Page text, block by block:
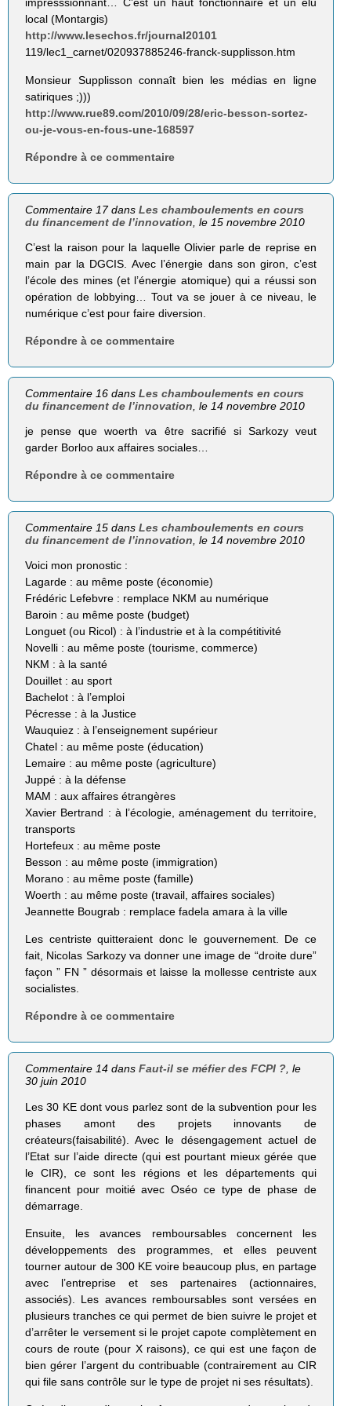
impresssionnant… C’est un haut fonctionnaire et un élu
local (Montargis)
http://www.lesechos.fr/journal20101
119/lec1_carnet/020937885246-franck-supplisson.htm
Monsieur Supplisson connaît bien les médias en ligne
satiriques ;)))
http://www.rue89.com/2010/09/28/eric-besson-sortez-
ou-je-vous-en-fous-une-168597
Répondre à ce commentaire
Commentaire 17 dansLes chamboulements en cours
du financement de l’innovation , le 15 novembre 2010
C’est la raison pour la laquelle Olivier parle de reprise en
main par la DGCIS. Avec l’énergie dans son giron, c’est
l’école des mines (et l’énergie atomique) qui a réussi son
opération de lobbying… Tout va se jouer à ce niveau, le
numérique c’est pour faire diversion.
Répondre à ce commentaire
Commentaire 16 dansLes chamboulements en cours
du financement de l’innovation , le 14 novembre 2010
je pense que woerth va être sacrifié si Sarkozy veut
garder Borloo aux affaires sociales…
Répondre à ce commentaire
Commentaire 15 dansLes chamboulements en cours
du financement de l’innovation , le 14 novembre 2010
Voici mon pronostic :
Lagarde : au même poste (économie)
Frédéric Lefebvre : remplace NKM au numérique
Baroin : au même poste (budget)
Longuet (ou Ricol) : à l’industrie et à la compétitivité
Novelli : au même poste (tourisme, commerce)
NKM : à la santé
Douillet : au sport
Bachelot : à l’emploi
Pécresse : à la Justice
Wauquiez : à l’enseignement supérieur
Chatel : au même poste (éducation)
Lemaire : au même poste (agriculture)
Juppé : à la défense
MAM : aux affaires étrangères
Xavier Bertrand : à l’écologie, aménagement du territoire,
transports
Hortefeux : au même poste
Besson : au même poste (immigration)
Morano : au même poste (famille)
Woerth : au même poste (travail, affaires sociales)
Jeannette Bougrab : remplace fadela amara à la ville
Les centriste quitteraient donc le gouvernement. De ce
fait, Nicolas Sarkozy va donner une image de “droite dure”
façon ” FN ” désormais et laisse la mollesse centriste aux
socialistes.
Répondre à ce commentaire
Commentaire 14 dansFaut-il se méfier des FCPI ?, le
30 juin 2010
Les 30 KE dont vous parlez sont de la subvention pour les
phases amont des projets innovants de
créateurs(faisabilité). Avec le désengagement actuel de
l’Etat sur l’aide directe (qui est pourtant mieux gérée que
le CIR), ce sont les régions et les départements qui
financent pour moitié avec Oséo ce type de phase de
démarrage.
Ensuite, les avances remboursables concernent les
développements des programmes, et elles peuvent
tourner autour de 300 KE voire beaucoup plus, en partage
avec l’entreprise et ses partenaires (actionnaires,
associés). Les avances remboursables sont versées en
plusieurs tranches ce qui permet de bien suivre le projet et
d’arrêter le versement si le projet capote complètement en
cours de route (pour X raisons), ce qui est une façon de
bien gérer l’argent du contribuable (contrairement au CIR
qui file sans contrôle sur le type de projet ni ses résultats).